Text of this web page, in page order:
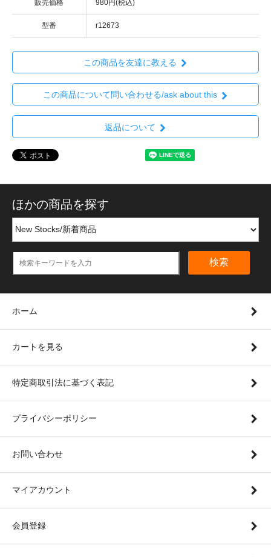
販売価格 980円(税込)
型番 r12673
この商品を友達に教える
この商品について問い合わせる/ask about this
返品について
ほかの商品を探す
検索
ホーム
カートを見る
特定商取引法に基づく表記
プライバシーポリシー
お問い合わせ
マイアカウント
会員登録